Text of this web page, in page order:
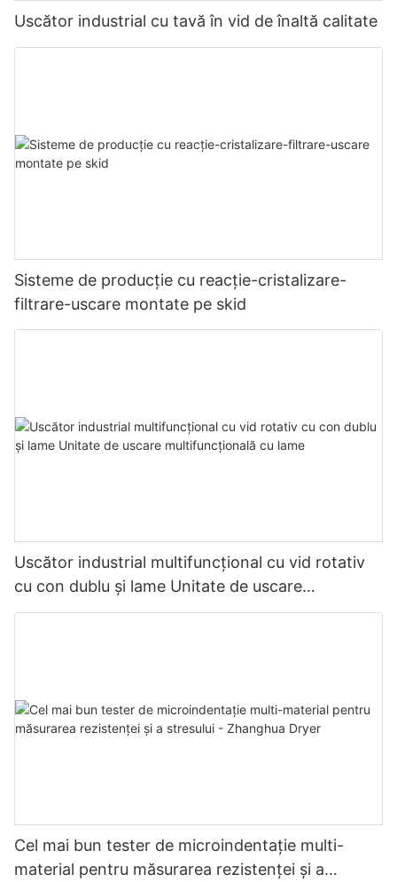
Uscător industrial cu tavă în vid de înaltă calitate
Sisteme de producție cu reacție-cristalizare-
filtrare-uscare montate pe skid
Uscător industrial multifuncțional cu vid rotativ
cu con dublu și lame Unitate de uscare
multifuncțională cu lame
Cel mai bun tester de microindentație multi-
material pentru măsurarea rezistenței și a